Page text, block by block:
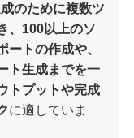
のために複数ツ
、100以上のソ
ートの作成や、
ト生成までを一
トプットや完成
に適していま